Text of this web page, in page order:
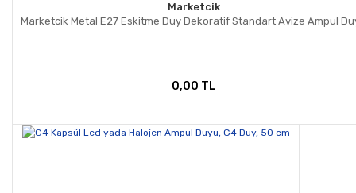
Marketcik
Marketcik Metal E27 Eskitme Duy Dekoratif Standart Avize Ampul
0,00 TL